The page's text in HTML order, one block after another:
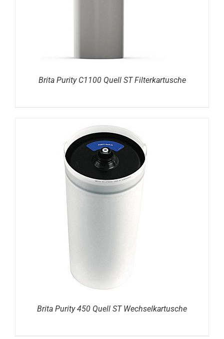
Brita Purity C1100 Quell ST Filterkartusche
Brita Purity 450 Quell ST Wechselkartusche